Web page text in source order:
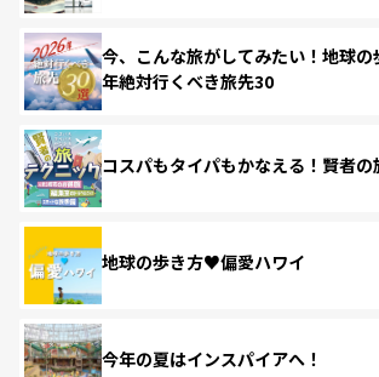
今、こんな旅がしてみたい！地球
年絶対行くべき旅先30
コスパもタイパもかなえる！賢者の
地球の歩き方♥偏愛ハワイ
今年の夏はインスパイアへ！